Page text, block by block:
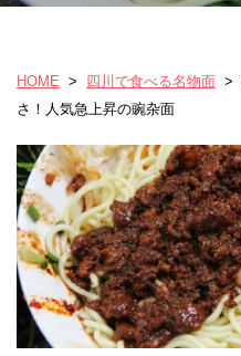
HOME > 四川で食べる名物面 >
さ！人気急上昇の豌杂面